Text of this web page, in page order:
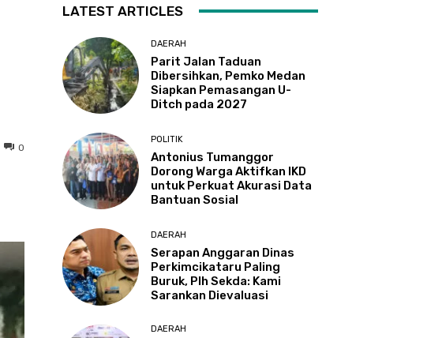
0
LATEST ARTICLES
DAERAH
Parit Jalan Taduan
Dibersihkan, Pemko Medan
Siapkan Pemasangan U-
Ditch pada 2027
POLITIK
Antonius Tumanggor
Dorong Warga Aktifkan IKD
untuk Perkuat Akurasi Data
Bantuan Sosial
DAERAH
Serapan Anggaran Dinas
Perkimcikataru Paling
Buruk, Plh Sekda: Kami
Sarankan Dievaluasi
DAERAH